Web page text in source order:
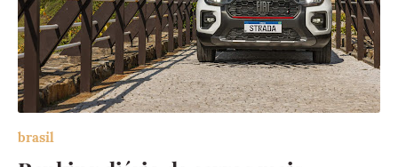
brasil